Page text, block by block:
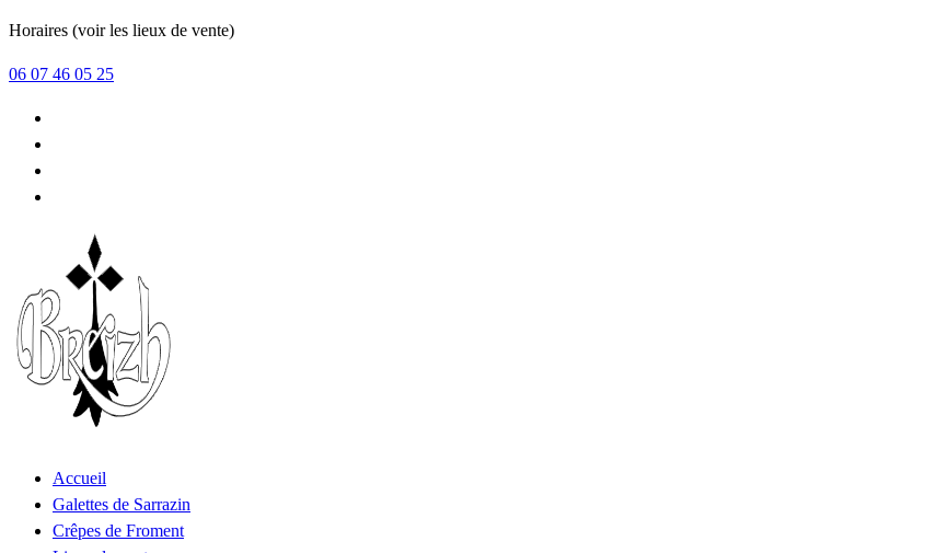
Aller
contenu
Horaires (voir les lieux de vente)
06 07 46 05 25
Accueil
Galettes de Sarrazin
Crêpes de Froment